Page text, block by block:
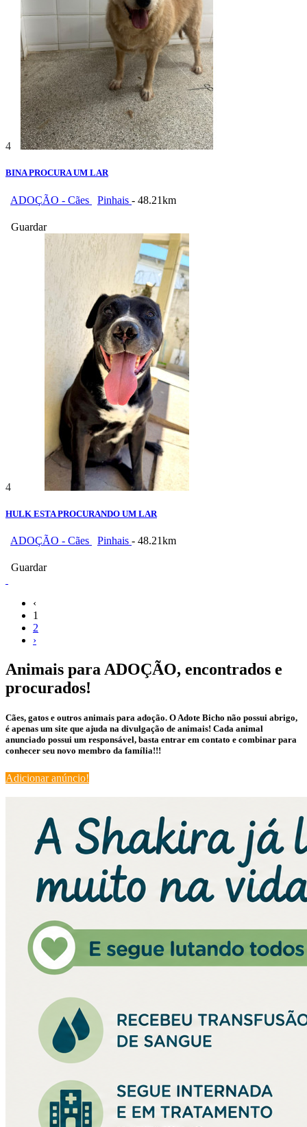
4
BINA PROCURA UM LAR
ADOÇÃO - Cães Pinhais - 48.21km
Guardar
4
HULK ESTA PROCURANDO UM LAR
ADOÇÃO - Cães Pinhais - 48.21km
Guardar
‹
1
2
›
Animais para ADOÇÃO, encontrados e
procurados!
Cães, gatos e outros animais para adoção. O Adote Bicho não possui abrigo,
é apenas um site que ajuda na divulgação de animais! Cada animal
anunciado possui um responsável, basta entrar em contato e combinar para
conhecer seu novo membro da família!!!
Adicionar anúncio!